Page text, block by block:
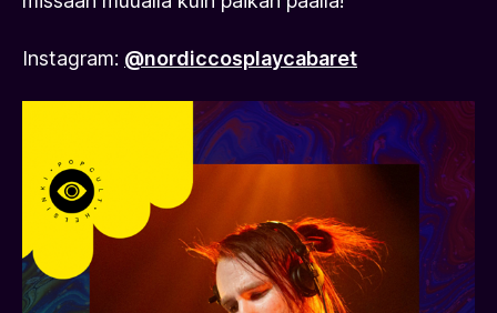
Instagram: @nordiccosplaycabaret